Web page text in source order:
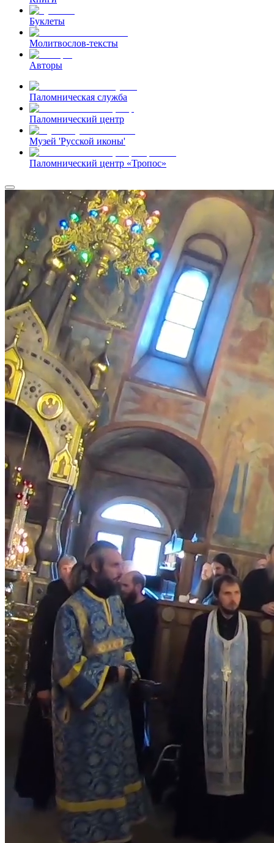
Буклеты
Молитвослов-тексты
Авторы
Паломническая служба
Паломнический центр
Музей 'Русской иконы'
Паломнический центр «Тропос»